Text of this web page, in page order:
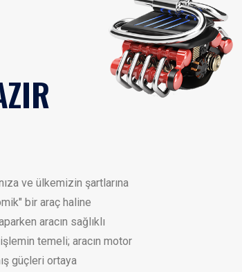
ve ülkemizin şartlarına
bir araç haline
aracın sağlıklı
temeli; aracın motor
güçleri ortaya